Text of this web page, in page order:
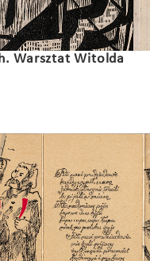
Warsztat Witolda